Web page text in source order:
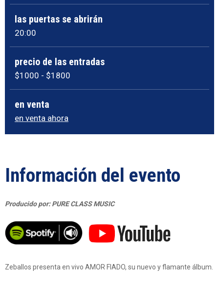
las puertas se abrirán
20:00
precio de las entradas
$1000 - $1800
en venta
en venta ahora
Información del evento
Producido por: PURE CLASS MUSIC
Zeballos presenta en vivo AMOR FIADO, su nuevo y flamante álbum.